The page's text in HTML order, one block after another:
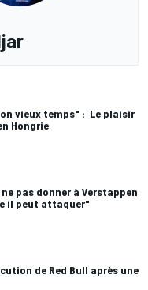
vieux temps" : Le plaisir
Hongrie
pas donner à Verstappen
il peut attaquer"
de Red Bull après une